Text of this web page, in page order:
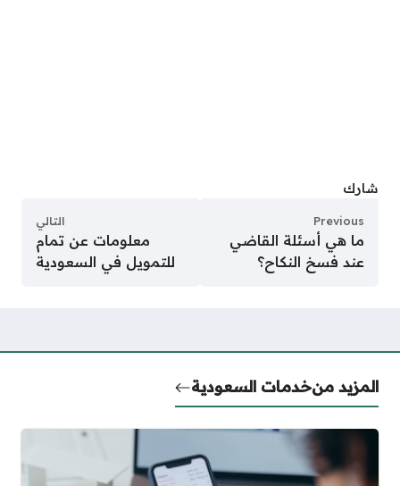
شارك
Previous
ما هي أسئلة القاضي
عند فسخ النكاح؟
التالي
معلومات عن تمام
للتمويل في السعودية
المزيد منخدمات السعودية